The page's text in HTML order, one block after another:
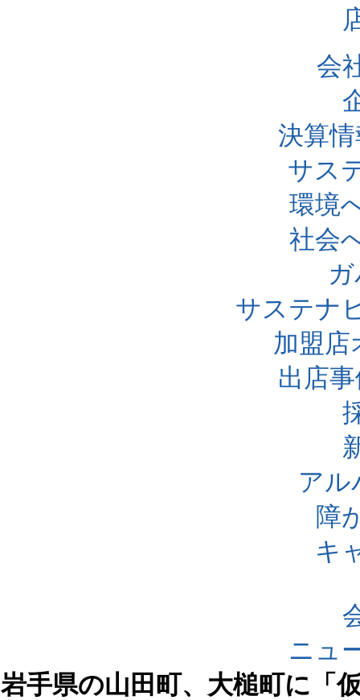
会
決算
サス
環境
社会
サステナ
加盟店
出店
アル
障
キ
ニュ
岩手県の山田町、大槌町に「